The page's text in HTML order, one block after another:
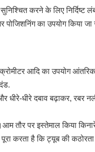
करने के लिए निर्दिष्ट
पोजिशनिंग का उपयोग
आदि का उपयोग
धीरे दबाव बढ़ाकर, रबर
तौर पर इस्तेमाल किया
करता है कि ट्यूब की